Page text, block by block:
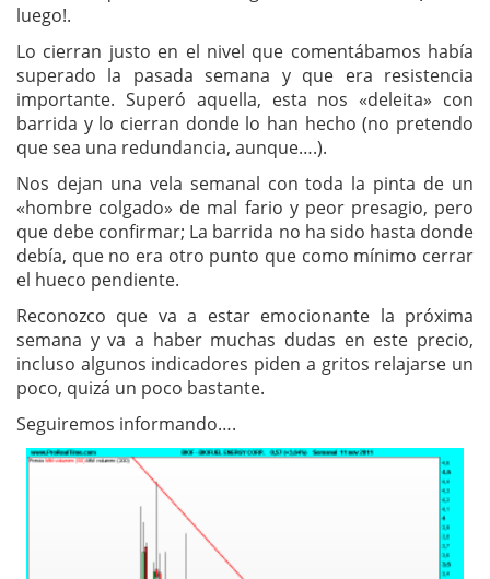
luego!.
Lo cierran justo en el nivel que comentábamos había
superado la pasada semana y que era resistencia
importante. Superó aquella, esta nos «deleita» con
barrida y lo cierran donde lo han hecho (no pretendo
que sea una redundancia, aunque….).
Nos dejan una vela semanal con toda la pinta de un
«hombre colgado» de mal fario y peor presagio, pero
que debe confirmar; La barrida no ha sido hasta donde
debía, que no era otro punto que como mínimo cerrar
el hueco pendiente.
Reconozco que va a estar emocionante la próxima
semana y va a haber muchas dudas en este precio,
incluso algunos indicadores piden a gritos relajarse un
poco, quizá un poco bastante.
Seguiremos informando….